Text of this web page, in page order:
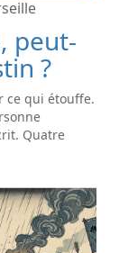
peut-
?
ce qui étouffe.
Quatre